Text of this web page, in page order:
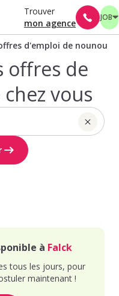
Trouver
mon agence
JOB
d'emploi de nounou
offres de
vous
à Falck
tous les jours, pour
maintenant !